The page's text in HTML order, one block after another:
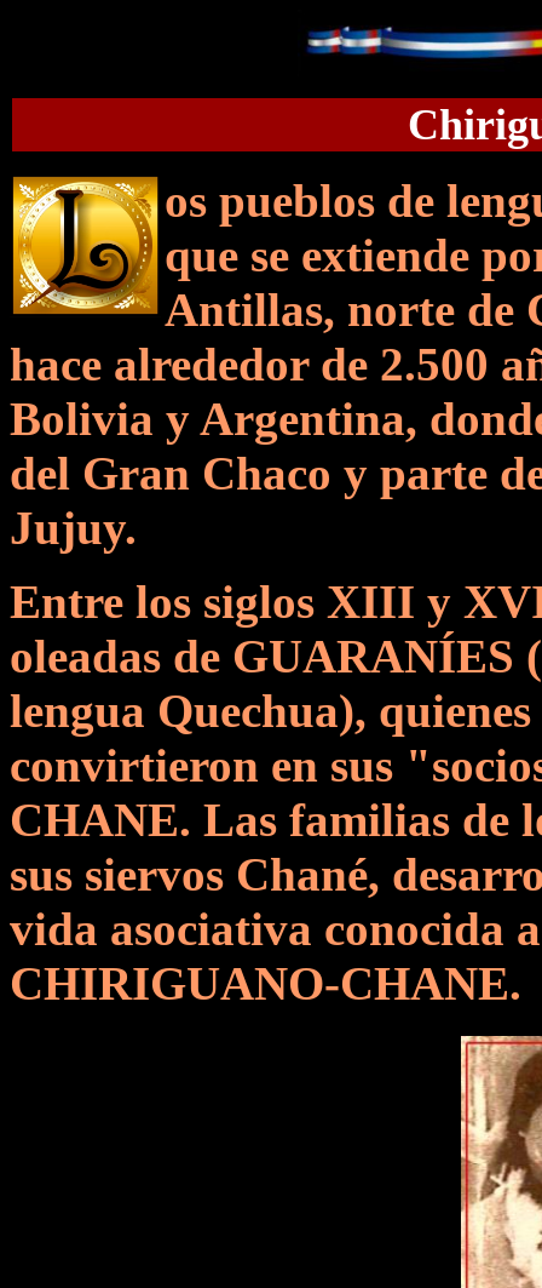
os pueblos de
que se extiende
Antillas, norte de
hace alrededor de 2.500
Bolivia y Argentina,
del Gran Chaco y parte
Jujuy.
Entre los siglos XIII y
oleadas de
lengua Quechua),
convirtieron en sus
CHANE. Las familias de
sus siervos Chané,
vida asociativa conocida
CHIRIGUANO-CHANE.